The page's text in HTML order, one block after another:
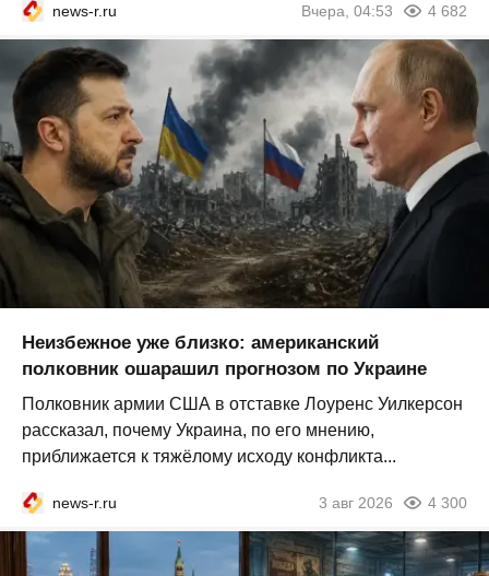
news-r.ru Вчера, 04:53 4 682
Неизбежное уже близко: американский
полковник ошарашил прогнозом по Украине
Полковник армии США в отставке Лоуренс Уилкерсон
рассказал, почему Украина, по его мнению,
приближается к тяжёлому исходу конфликта...
news-r.ru 3 авг 2026 4 300